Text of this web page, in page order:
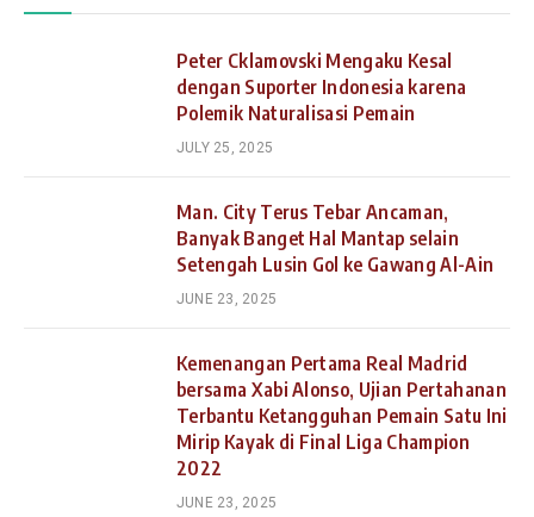
Peter Cklamovski Mengaku Kesal
dengan Suporter Indonesia karena
Polemik Naturalisasi Pemain
JULY 25, 2025
Man. City Terus Tebar Ancaman,
Banyak Banget Hal Mantap selain
Setengah Lusin Gol ke Gawang Al-Ain
JUNE 23, 2025
Kemenangan Pertama Real Madrid
bersama Xabi Alonso, Ujian Pertahanan
Terbantu Ketangguhan Pemain Satu Ini
Mirip Kayak di Final Liga Champion
2022
JUNE 23, 2025